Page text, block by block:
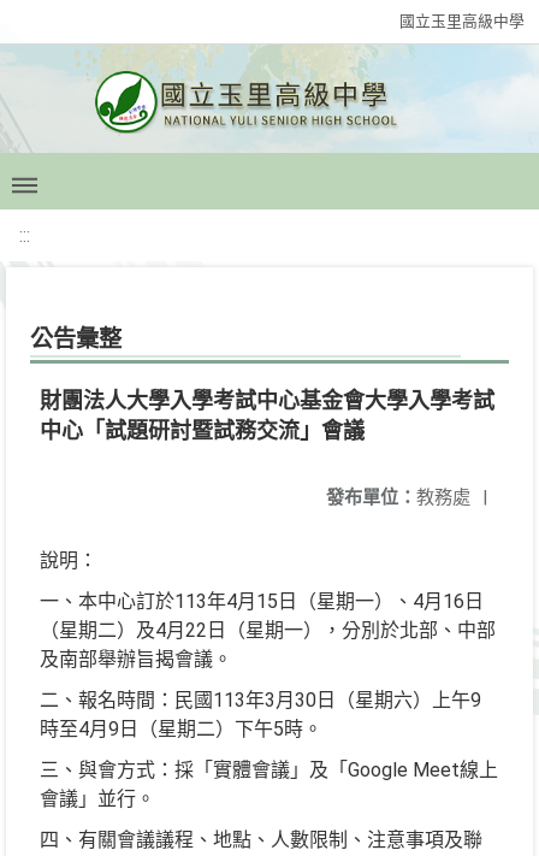
國立玉里高級中學
:::
公告彙整
財團法人大學入學考試中心基金會大學入學考試
中心「試題研討暨試務交流」會議
發布單位： 教務處 |
說明：
一、本中心訂於113年4月15日（星期一）、4月16日
（星期二）及4月22日（星期一），分別於北部、中部
及南部舉辦旨揭會議。
二、報名時間：民國113年3月30日（星期六）上午9
時至4月9日（星期二）下午5時。
三、與會方式：採「實體會議」及「Google Meet線上
會議」並行。
四、有關會議議程、地點、人數限制、注意事項及聯